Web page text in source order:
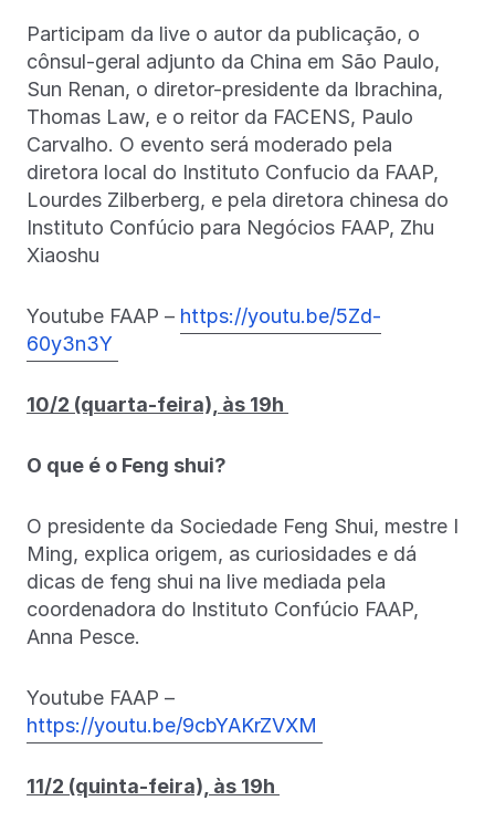
Participam da live o autor da publicação, o
cônsul-geral adjunto da China em São Paulo,
Sun Renan, o diretor-presidente da Ibrachina,
Thomas Law, e o reitor da FACENS, Paulo
Carvalho. O evento será moderado pela
diretora local do Instituto Confucio da FAAP,
Lourdes Zilberberg, e pela diretora chinesa do
Instituto Confúcio para Negócios FAAP, Zhu
Xiaoshu
Youtube FAAP – https://youtu.be/5Zd-
60y3n3Y
10/2 (quarta-feira), às 19h
O que é o Feng shui?
O presidente da Sociedade Feng Shui, mestre I
Ming, explica origem, as curiosidades e dá
dicas de feng shui na live mediada pela
coordenadora do Instituto Confúcio FAAP,
Anna Pesce.
Youtube FAAP –
https://youtu.be/9cbYAKrZVXM
11/2 (quinta-feira), às 19h